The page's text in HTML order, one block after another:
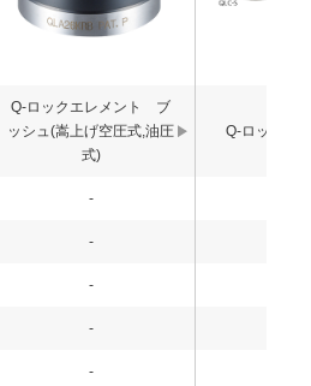
Q-ロックエレメント ブ
ッシュ(嵩上げ空圧式,油圧
式)
Q-ロックカ
-
-
-
-
-